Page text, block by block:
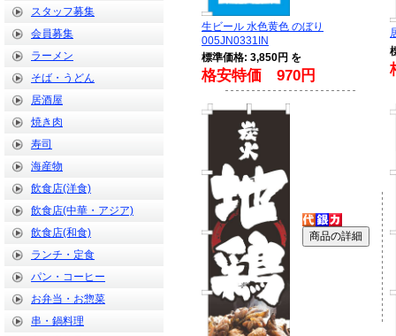
スタッフ募集
会員募集
ラーメン
そば・うどん
居酒屋
焼き肉
寿司
海産物
飲食店(洋食)
飲食店(中華・アジア)
飲食店(和食)
ランチ・定食
パン・コーヒー
お弁当・お惣菜
串・鍋料理
生ビール 水色黄色 のぼり
005JN0331IN
標準価格: 3,850円 を
格安特価 970円